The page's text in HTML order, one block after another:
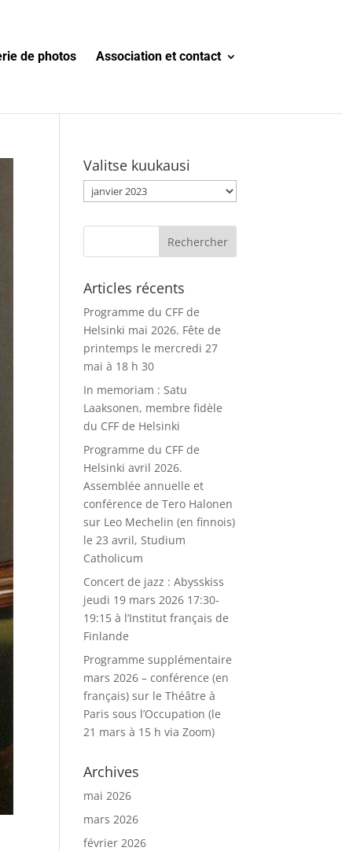
de photos Association et contact
Valitse kuukausi
Valitse
kuukausi
Articles récents
Programme du CFF de
Helsinki mai 2026. Fête de
printemps le mercredi 27
mai à 18 h 30
In memoriam : Satu
Laaksonen, membre fidèle
du CFF de Helsinki
Programme du CFF de
Helsinki avril 2026.
Assemblée annuelle et
conférence de Tero Halonen
sur Leo Mechelin (en finnois)
le 23 avril, Studium
Catholicum
Concert de jazz : Abysskiss
jeudi 19 mars 2026 17:30-
19:15 à l’Institut français de
Finlande
Programme supplémentaire
mars 2026 – conférence (en
français) sur le Théâtre à
Paris sous l’Occupation (le
21 mars à 15 h via Zoom)
Archives
mai 2026
mars 2026
février 2026